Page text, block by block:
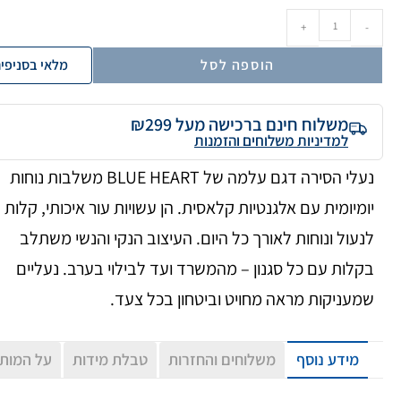
-
+
הוספה לסל מלאי
משלוח חינם ברכישה מעל ₪299
למדיניות משלוחים והזמנות
נעלי הסירה דגם עלמה של BLUE HEART משלבות נוחות
יומיומית עם אלגנטיות קלאסית. הן עשויות עור איכותי, קלות
לנעול ונוחות לאורך כל היום. העיצוב הנקי והנשי משתלב
בקלות עם כל סגנון – מהמשרד ועד לבילוי בערב. נעליים
שמעניקות מראה מחויט וביטחון בכל צעד.
מידע נוסף משלוחים והחזרות טבלת מידות על